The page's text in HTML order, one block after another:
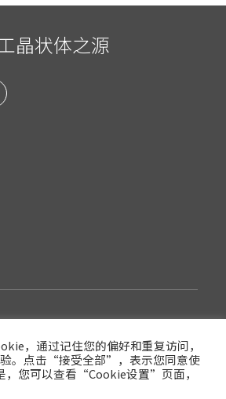
晶状体之源
西安眼得乐医疗科技有限公司
3
，通过记住您的偏好和重复访问，
。点击“接受全部”，表示您同意使
，您可以查看“Cookie设置”页面，